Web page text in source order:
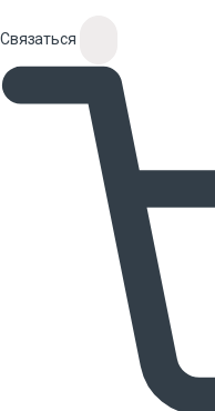
Связаться